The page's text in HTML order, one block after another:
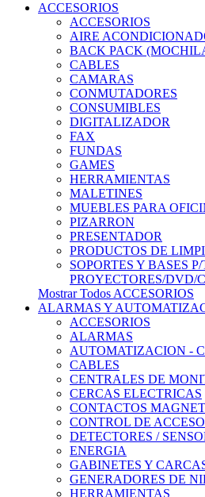
ACCESORIOS
ACCESORIOS
AIRE
BACK PACK
CABLES
CAMARAS
CONMUTADORES
CONSUMIBLES
DIGITALIZADOR
FAX
FUNDAS
GAMES
HERRAMIENTAS
MALETINES
MUEBLES PARA
PIZARRON
PRESENTADOR
PRODUCTOS DE
SOPORTES Y BASES
PROYECTORES/DVD/
Mostrar Todos ACCESORIOS
ALARMAS Y
ACCESORIOS
ALARMAS
AUTOMATIZACION -
CABLES
CENTRALES DE
CERCAS ELECTRICAS
CONTACTOS
CONTROL DE ACCESO
DETECTORES /
ENERGIA
GABINETES Y
GENERADORES DE
HERRAMIENTAS